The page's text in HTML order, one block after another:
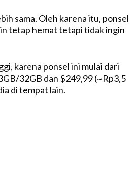
sama. Oleh karena itu, ponsel
tetap hemat tetapi tidak ingin
karena ponsel ini mulai dari
32GB dan $249,99 (~Rp3,5
di tempat lain.